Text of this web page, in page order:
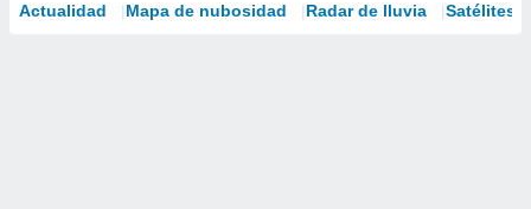
Actualidad Mapa de nubosidad Radar de lluvia Satélites